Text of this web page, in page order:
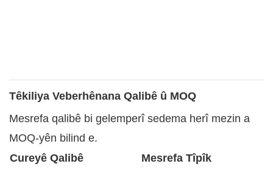
Têkiliya Veberhênana Qalibê û MOQ
Mesrefa qalibê bi gelemperî sedema herî mezin a
MOQ-yên bilind e.
Cureyê Qalibê
Mesrefa Tîpîk